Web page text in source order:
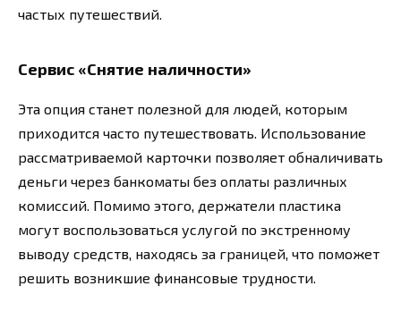
частых путешествий.
Сервис «Снятие наличности»
Эта опция станет полезной для людей, которым
приходится часто путешествовать. Использование
рассматриваемой карточки позволяет обналичивать
деньги через банкоматы без оплаты различных
комиссий. Помимо этого, держатели пластика
могут воспользоваться услугой по экстренному
выводу средств, находясь за границей, что поможет
решить возникшие финансовые трудности.